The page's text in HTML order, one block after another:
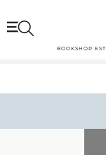
BOOKSHOP